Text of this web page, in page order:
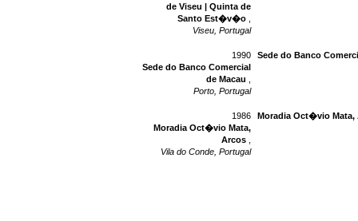
de Viseu | Quinta de
Santo Est�v�o
Viseu, Portugal
1990
Sede do Banco Comercial
de Macau
Porto, Portugal
Sede do Banco
1986
Moradia Oct�vio Mata,
Arcos
Vila do Conde, Portugal
Moradia Oct�vio Mata,